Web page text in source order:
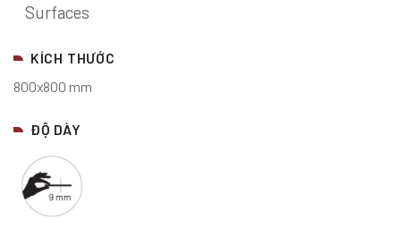
Surfaces
KÍCH THƯỚC
800x800 mm
ĐỘ DÀY